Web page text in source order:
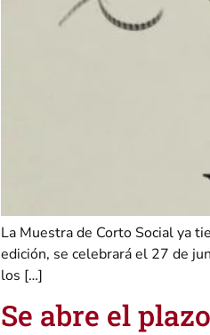
La Muestra de Corto Social ya
edición, se celebrará el 27 de
los […]
Se abre el